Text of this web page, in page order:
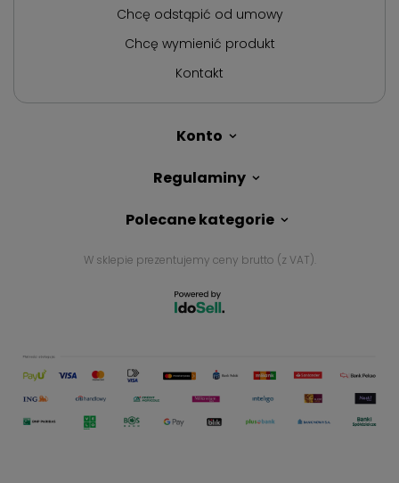
Chcę odstąpić od umowy
Chcę wymienić produkt
Kontakt
Konto
Regulaminy
Polecane kategorie
W sklepie prezentujemy ceny brutto (z VAT).